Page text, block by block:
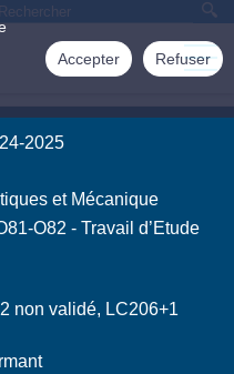
Accepter Refuser
2025
et Mécanique
O82 - Travail d’Etude
non validé, LC206+1